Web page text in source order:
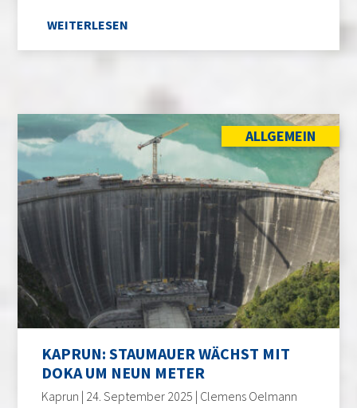
WEITERLESEN
ALLGEMEIN
KAPRUN: STAUMAUER WÄCHST MIT
DOKA UM NEUN METER
Kaprun | 24. September 2025 | Clemens Oelmann